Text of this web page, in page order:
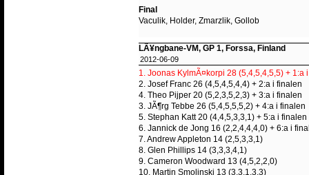
Final
Vaculik, Holder, Zmarzlik, Gollob
LÃ¥ngbane-VM, GP 1, Forssa, Finland
2012-06-09
1. Joonas KylmÃ¤korpi 28 (5,4,5,4,5,5) + 1:a
2. Josef Franc 26 (4,5,4,5,4,4) + 2:a i finalen
4. Theo Pijper 20 (5,2,3,5,2,3) + 3:a i finalen
3. JÃ¶rg Tebbe 26 (5,4,5,5,5,2) + 4:a i finalen
5. Stephan Katt 20 (4,4,5,3,3,1) + 5:a i finalen
6. Jannick de Jong 16 (2,2,4,4,4,0) + 6:a i
7. Andrew Appleton 14 (2,5,3,3,1)
8. Glen Phillips 14 (3,3,3,4,1)
9. Cameron Woodward 13 (4,5,2,2,0)
10. Martin Smolinski 13 (3,3,1,3,3)